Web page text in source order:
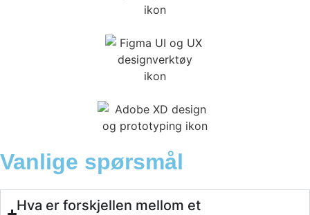
Vanlige spørsmål
Hva er forskjellen mellom et